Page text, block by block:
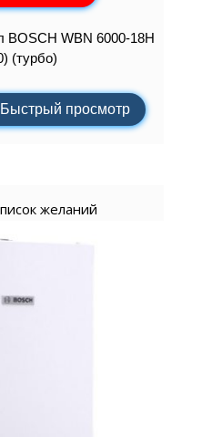
BOSCH WBN 6000-18H
(турбо)
Быстрый просмотр
желаний